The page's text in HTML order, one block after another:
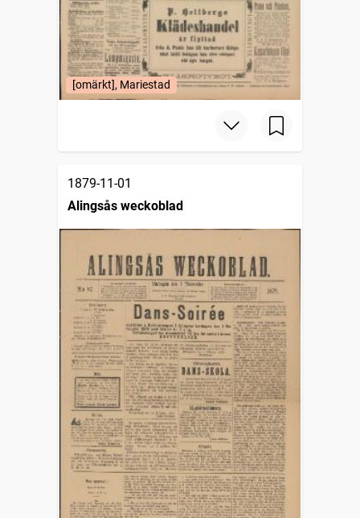
[omärkt], Mariestad
1879-11-01
Alingsås weckoblad